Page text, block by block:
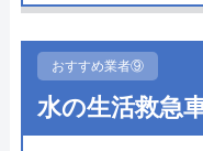
水の救急隊の基
運営会社 株
●受付時間 24
●定休日
●出張見積もり
●支払い方法 現
おすすめ業者⑨
水の生活救急